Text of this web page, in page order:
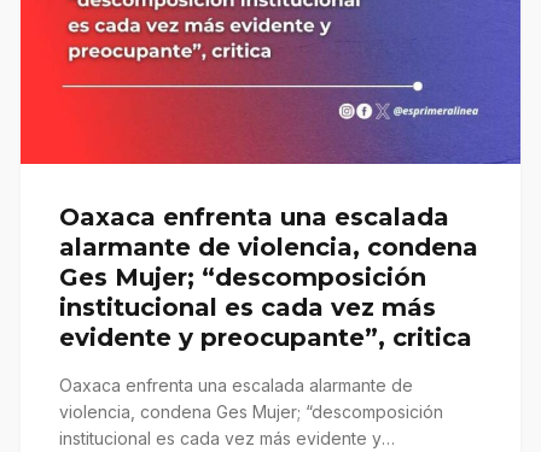
Oaxaca enfrenta una escalada
alarmante de violencia, condena
Ges Mujer; “descomposición
institucional es cada vez más
evidente y preocupante”, critica
Oaxaca enfrenta una escalada alarmante de
violencia, condena Ges Mujer; “descomposición
institucional es cada vez más evidente y